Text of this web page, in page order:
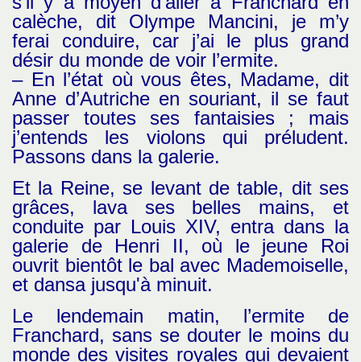
calèche, dit Olympe Mancini, je m’y
ferai conduire, car j’ai le plus grand
désir du monde de voir l’ermite.
– En l’état où vous êtes, Madame, dit
Anne d’Autriche en souriant, il se faut
passer toutes ses fantaisies ; mais
j’entends les violons qui préludent.
Passons dans la galerie.
Et la Reine, se levant de table, dit ses
grâces, lava ses belles mains, et
conduite par Louis XIV, entra dans la
galerie de Henri II, où le jeune Roi
ouvrit bientôt le bal avec Mademoiselle,
et dansa jusqu'à minuit.
Le lendemain matin, l’ermite de
Franchard, sans se douter le moins du
monde des visites royales qui devaient